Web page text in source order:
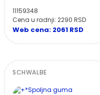
11159348
Cena u radnji: 2290 RSD
Web cena: 2061 RSD
SCHWALBE